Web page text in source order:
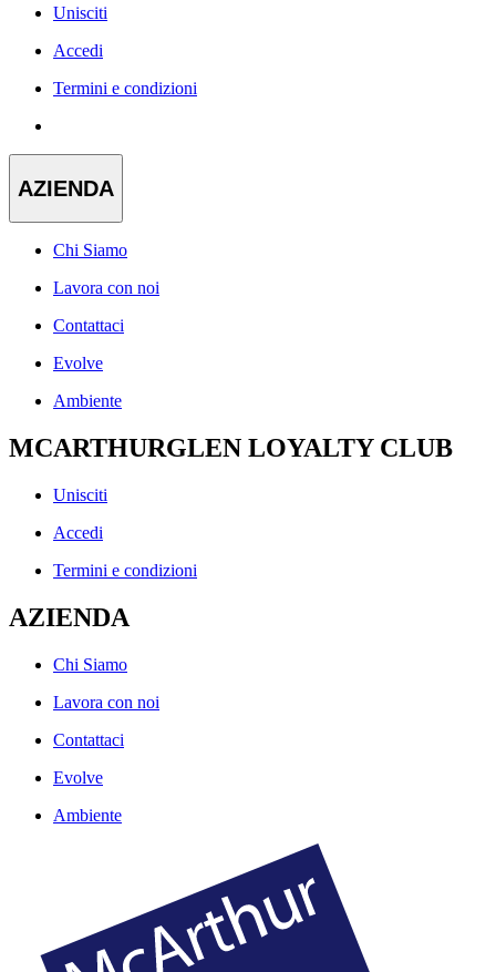
Unisciti
Accedi
Termini e condizioni
AZIENDA
Chi Siamo
Lavora con noi
Contattaci
Evolve
Ambiente
MCARTHURGLEN LOYALTY CLUB
Unisciti
Accedi
Termini e condizioni
AZIENDA
Chi Siamo
Lavora con noi
Contattaci
Evolve
Ambiente